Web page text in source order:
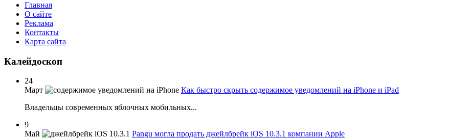
Главная
О сайте
Реклама
Контакты
Карта сайта
Калейдоскоп
24
Март
Как быстро скрыть содержимое уведомлений на iPhone и iPad
Владельцы современных яблочных мобильных...
9
Май
Pangu могла продать джейлбрейк iOS 10.3.1 компании Apple